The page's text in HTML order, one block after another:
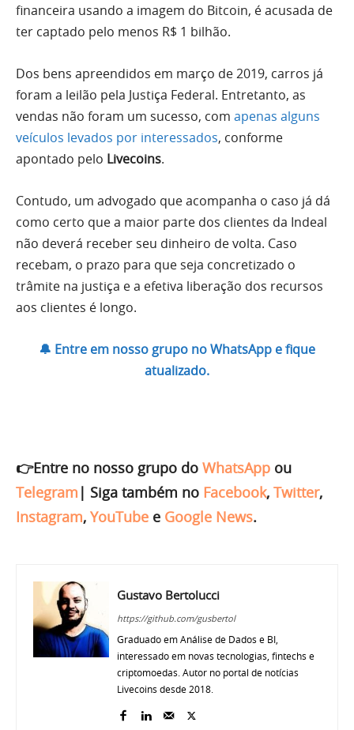
financeira usando a imagem do Bitcoin, é acusada de
ter captado pelo menos R$ 1 bilhão.
Dos bens apreendidos em março de 2019, carros já
foram a leilão pela Justiça Federal. Entretanto, as
vendas não foram um sucesso, com apenas alguns
veículos levados por interessados, conforme
apontado pelo Livecoins.
Contudo, um advogado que acompanha o caso já dá
como certo que a maior parte dos clientes da Indeal
não deverá receber seu dinheiro de volta. Caso
recebam, o prazo para que seja concretizado o
trâmite na justiça e a efetiva liberação dos recursos
aos clientes é longo.
🔔 Entre em nosso grupo no WhatsApp e fique
atualizado.
👉Entre no nosso grupo do WhatsApp ou
Telegram | Siga também no Facebook, Twitter,
Instagram, YouTube e Google News.
Gustavo Bertolucci
https://github.com/gusbertol
Graduado em Análise de Dados e BI,
interessado em novas tecnologias, fintechs e
criptomoedas. Autor no portal de notícias
Livecoins desde 2018.